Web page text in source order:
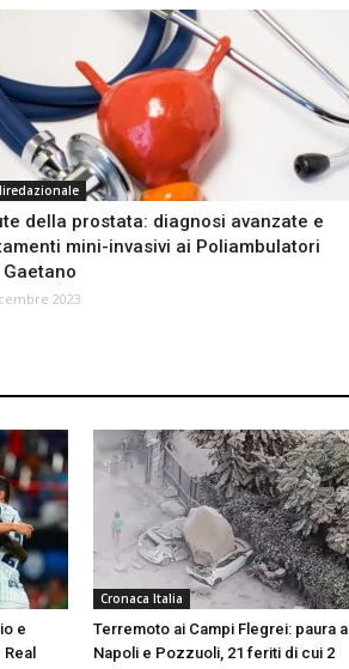
della prostata: diagnosi avanzate e
mini-invasivi ai Poliambulatori
Gaetano
2023
e
Cronaca Italia
Terremoto ai Campi Flegrei: paura a
Napoli e Pozzuoli, 21 feriti di cui 2